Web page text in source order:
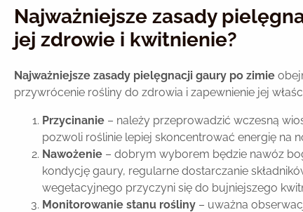
Najważniejsze zasady
jej zdrowie i kwitnienie?
Najważniejsze zasady pielęgnacji gaury po zimie
przywrócenie rośliny do zdrowia i zapewnienie jej
Przycinanie – należy przeprowadzić wczesną
pozwoli roślinie lepiej skoncentrować energię na
Nawożenie – dobrym wyborem będzie nawóz
kondycję gaury, regularne dostarczanie
wegetacyjnego przyczyni się do bujniejszego
Monitorowanie stanu rośliny – uważna